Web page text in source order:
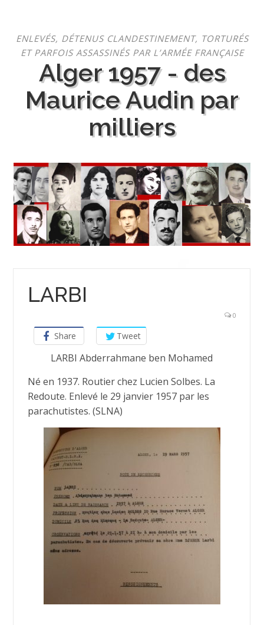
contenu
ENLEVÉS, DÉTENUS CLANDESTINEMENT, TORTURÉS
ET PARFOIS ASSASSINÉS PAR L’ARMÉE FRANÇAISE
Alger 1957 - des
Maurice Audin par
milliers
LARBI
0
Share Tweet
LARBI Abderrahmane ben Mohamed
Né en 1937. Routier chez Lucien Solbes. La
Redoute. Enlevé le 29 janvier 1957 par les
parachutistes. (SLNA)